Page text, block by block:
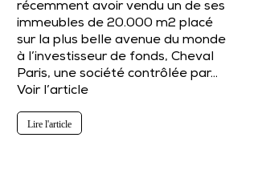
récemment avoir vendu un de ses
immeubles de 20.000 m2 placé
sur la plus belle avenue du monde
à l’investisseur de fonds, Cheval
Paris, une société contrôlée par…
Voir l’article
Lire l'article